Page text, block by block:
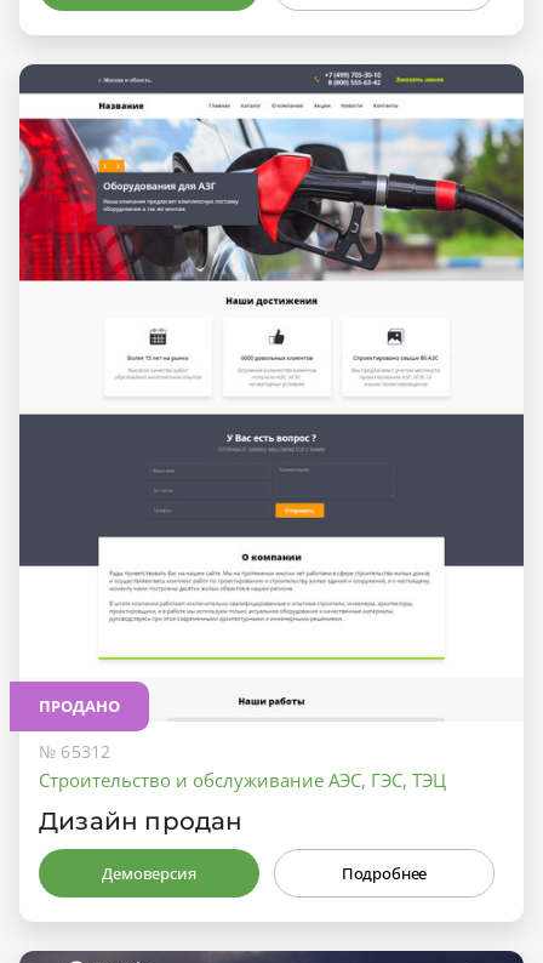
ПРОДАНО
№ 65312
Строительство и обслуживание АЭС, ГЭС, ТЭЦ
Дизайн продан
Демоверсия Подробнее